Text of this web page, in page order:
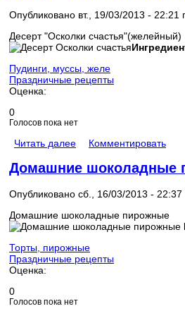
Опубликовано вт., 19/03/2013 - 22:21
Десерт "Осколки счастья"(желейный)
Пудинги, муссы, желе
Праздничные рецепты
Оценка:
0
Голосов пока нет
Читать далее Комментировать
Домашние шоколадные
Опубликовано сб., 16/03/2013 - 22:37
Домашние шоколадные пирожные
Торты, пирожные
Праздничные рецепты
Оценка:
0
Голосов пока нет